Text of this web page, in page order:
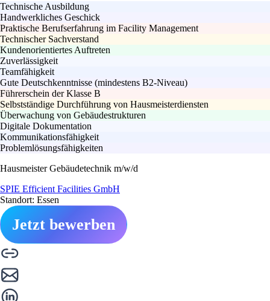
Technische Ausbildung
Handwerkliches Geschick
Praktische Berufserfahrung im Facility Management
Technischer Sachverstand
Kundenorientiertes Auftreten
Zuverlässigkeit
Teamfähigkeit
Gute Deutschkenntnisse (mindestens B2-Niveau)
Führerschein der Klasse B
Selbstständige Durchführung von Hausmeisterdiensten
Überwachung von Gebäudestrukturen
Digitale Dokumentation
Kommunikationsfähigkeit
Problemlösungsfähigkeiten
Hausmeister Gebäudetechnik m/w/d
SPIE Efficient Facilities GmbH
Standort: Essen
Jetzt bewerben